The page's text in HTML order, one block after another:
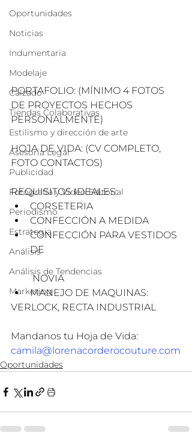
Oportunidades
Noticias
Indumentaria
Modelaje
Calzado
Tiendas Colaborativas
Estilismo y dirección de arte
Asesoría Legal
Publicidad
Fotografía y Video Editorial
Periodismo
Estrategia
Análisis
Análisis de Tendencias
Marketing
PORTAFOLIO: (MÍNIMO 4 FOTOS
DE PROYECTOS HECHOS
PERSONALMENTE)
HOJA DE VIDA: (CV COMPLETO,
FOTO CONTACTOS)
REQUISITOS IDEALES:
﻿﻿CORSETERIA
﻿﻿CONFECCIÓN A MEDIDA
﻿﻿CONFECCIÓN PARA VESTIDOS
DE
NOVIA
﻿﻿MANEJO DE MAQUINAS:
VERLOCK, RECTA INDUSTRIAL
Mandanos tu Hoja de Vida:
camila@lorenacorderocouture.com
Oportunidades